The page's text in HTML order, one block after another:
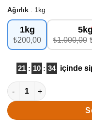
Ağırlık 1kg
1kg
₺200,00 ₺1.000,00
21 : 10 : 33 içinde
Yerli Balina Dermason